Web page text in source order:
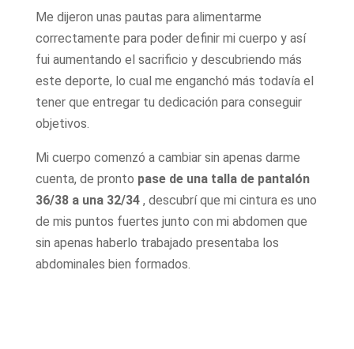
Me dijeron unas pautas para alimentarme
correctamente para poder definir mi cuerpo y así
fui aumentando el sacrificio y descubriendo más
este deporte, lo cual me enganchó más todavía el
tener que entregar tu dedicación para conseguir
objetivos.
Mi cuerpo comenzó a cambiar sin apenas darme
cuenta, de pronto pase de una talla de pantalón
36/38 a una 32/34, descubrí que mi cintura es uno
de mis puntos fuertes junto con mi abdomen que
sin apenas haberlo trabajado presentaba los
abdominales bien formados.